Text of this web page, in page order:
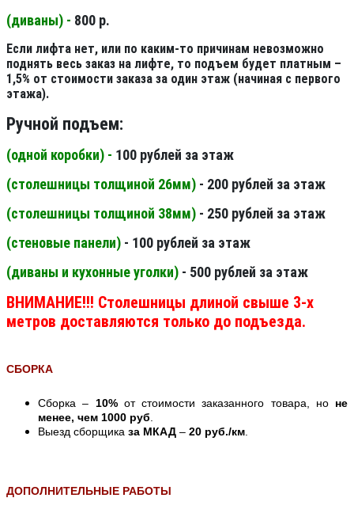
(диваны) - 800 р.
Если лифта нет, или по каким-то причинам невозможно
поднять весь заказ на лифте, то подъем будет платным –
1,5% от стоимости заказа за один этаж (начиная с первого
этажа).
Ручной подъем:
(одной коробки) - 100 рублей за этаж
(столешницы толщиной 26мм) - 200 рублей за этаж
(столешницы толщиной 38мм) - 250 рублей за этаж
(стеновые панели) - 100 рублей за этаж
(диваны и кухонные уголки) - 500 рублей за этаж
ВНИМАНИЕ!!! Столешницы длиной свыше 3-х
метров доставляются только до подъезда.
СБОРКА
Сборка – 10%от стоимости заказанного товара, но не
менее, чем 1000 руб
Выезд сборщика за МКАД – 20 руб./км
ДОПОЛНИТЕЛЬНЫЕ РАБОТЫ